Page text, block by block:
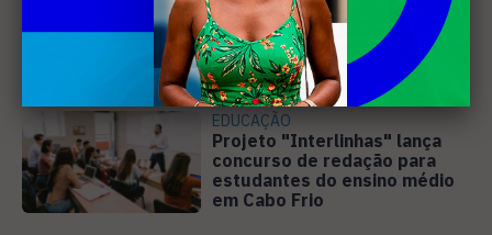
cronograma da Volendam e
pedem ação do MP por obra
parada em Arraial
EDUCAÇÃO
Projeto "Interlinhas" lança
concurso de redação para
estudantes do ensino médio
em Cabo Frio